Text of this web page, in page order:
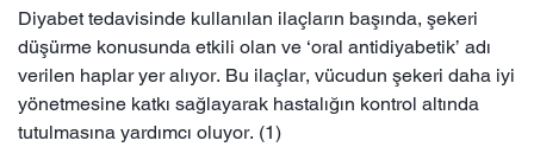
Diyabet tedavisinde kullanılan ilaçların başında, şekeri
düşürme konusunda etkili olan ve ‘oral antidiyabetik’ adı
verilen haplar yer alıyor. Bu ilaçlar, vücudun şekeri daha iyi
yönetmesine katkı sağlayarak hastalığın kontrol altında
tutulmasına yardımcı oluyor. (1)